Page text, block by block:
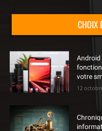
CHOIX
Android
votre
12